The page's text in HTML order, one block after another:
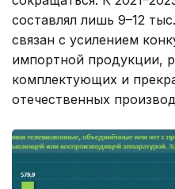
составлял лишь 9–12
связан с усилением
импортной продукции,
комплектующих и
отечественных